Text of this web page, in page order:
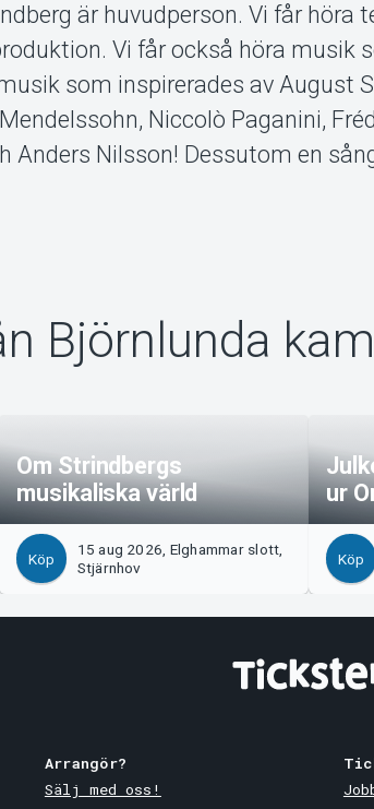
är huvudperson. Vi får höra
Vi får också höra musik
som inspirerades av August
Niccolò Paganini,
Anders Nilsson! Dessutom en
Björnlunda
Om Strindbergs
musikaliska värld
Köp
15 aug 2026, Elghammar slott,
Stjärnhov
ur
Köp
Arrangör?
Sälj med oss!